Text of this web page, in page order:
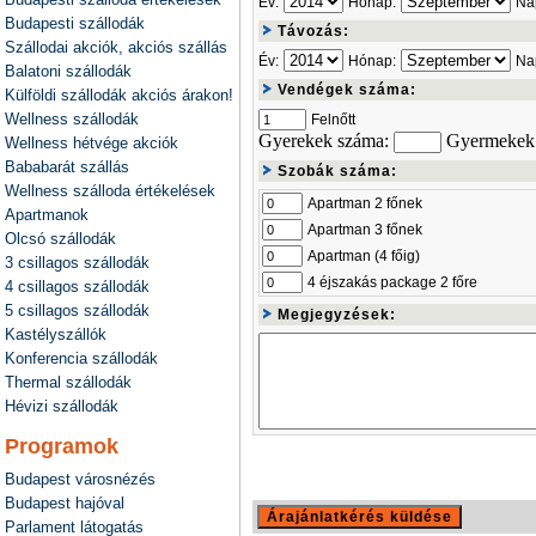
Budapesti szállodák
Szállodai akciók, akciós szállás
Balatoni szállodák
Külföldi szállodák akciós árakon!
Wellness szállodák
Wellness hétvége akciók
Bababarát szállás
Wellness szálloda értékelések
Apartmanok
Olcsó szállodák
3 csillagos szállodák
4 csillagos szállodák
5 csillagos szállodák
Kastélyszállók
Konferencia szállodák
Thermal szállodák
Hévizi szállodák
Programok
Budapest városnézés
Budapest hajóval
Parlament látogatás
Távozás:
Év:
Hónap:
Vendégek száma:
Felnőtt
Gyerekek száma:
Szobák száma:
Apartman 2 főnek
Apartman 3 főnek
Apartman (4 főig)
4 éjszakás package 2 főre
Megjegyzések: